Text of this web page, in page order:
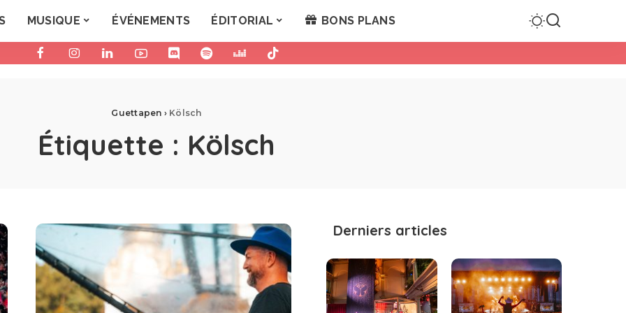
MUSIQUE ÉVÉNEMENTS ÉDITORIAL BONS PLANS
Guettapen › Kölsch
Étiquette : Kölsch
Derniers articles